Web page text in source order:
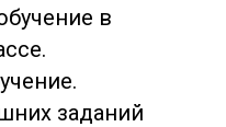
в
заданий